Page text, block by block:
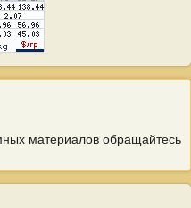
материалов обращайтесь